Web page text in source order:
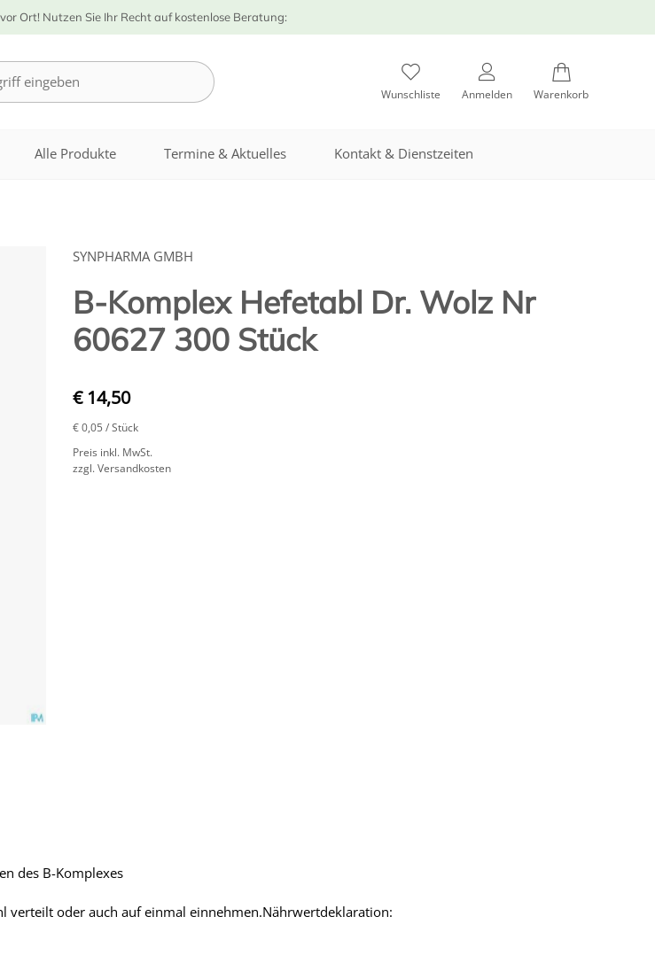
Ort! Nutzen Sie Ihr Recht auf kostenlose Beratung:
Wunschliste Anmelden Warenkorb
Alle Produkte Termine & Aktuelles Kontakt & Dienstzeiten
SYNPHARMA GMBH
B-Komplex Hefetabl Dr. Wolz Nr
60627 300 Stück
€ 14,50
€ 0,05 / Stück
Preis inkl. MwSt.
zzgl. Versandkosten
des B-Komplexes
verteilt oder auch auf einmal einnehmen.Nährwertdeklaration: